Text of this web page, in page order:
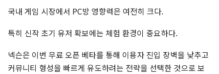
국내 게임 시장에서 PC방 영향력은 여전히 크다.
특히 신작 초기 유저 확보에는 체험 환경이 중요하다.
넥슨은 이번 무료 오픈 베타를 통해 이용자 진입 장벽을 낮추고
커뮤니티 형성을 빠르게 유도하려는 전략을 선택한 것으로 보